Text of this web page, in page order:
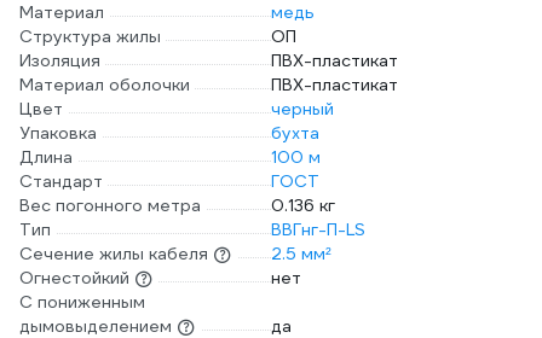
Материал
медь
Структура жилы
ОП
Изоляция
ПВХ-пластикат
Материал оболочки
ПВХ-пластикат
Цвет
черный
Упаковка
бухта
Длина
100 м
Стандарт
ГОСТ
Вес погонного метра
0.136 кг
Тип
ВВГнг-П-LS
Сечение жилы кабеля
2.5 мм²
Огнестойкий
нет
С пониженным
дымовыделением
да